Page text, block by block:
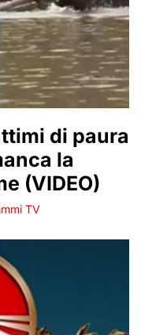
di paura
la
(VIDEO)
TV